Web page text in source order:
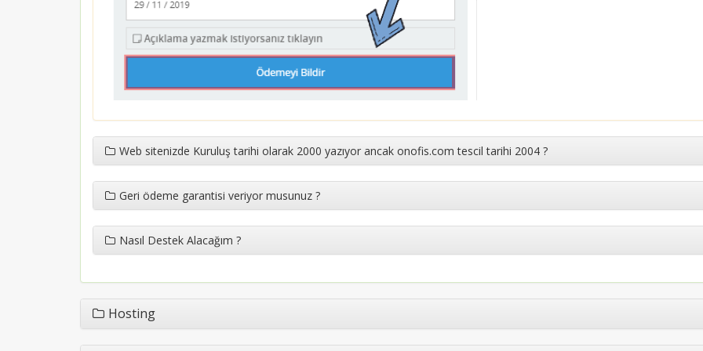
Web sitenizde Kuruluş tarihi olarak 2000 yazıyor ancak onofis.com tescil tarihi 2004 ?
Geri ödeme garantisi veriyor musunuz ?
Nasıl Destek Alacağım ?
Hosting